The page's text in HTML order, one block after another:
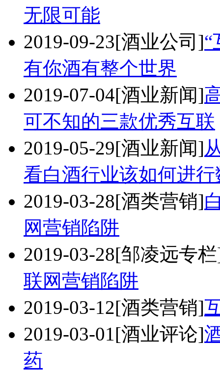
无限可能
2019-09-23[酒业公司]“
有你酒有整个世界
2019-07-04[酒业新闻]
可不知的三款优秀互联
2019-05-29[酒业新闻]
看白酒行业该如何进行
2019-03-28[酒类营销]
网营销陷阱
2019-03-28[邹凌远专
联网营销陷阱
2019-03-12[酒类营销]
2019-03-01[酒业评论]
药